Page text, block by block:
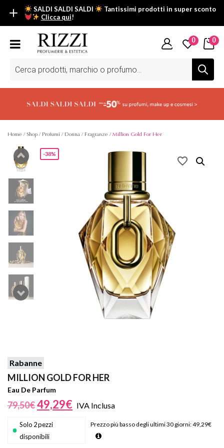
SALDI SALDI SALDI
Tantissimi prodotti in super sconto
Clicca qui!
SALDI SALDI SALDI
Fino al -50% su tantissimi prodotti beauty nella sezione saldi: il
Scopri tutti i prodotti in super saldo!Clicca qui
prodotti
0 0
Home / Shop / Profumi / Donna / Fragranze / Million Gold For Her
-38%
Rabanne
MILLION GOLD FOR HER
Eau De Parfum
79,50€49,29€ IVA Inclusa
Solo 2 pezzi
disponibili
Prezzo più basso degli ultimi 30 giorni:49,29€